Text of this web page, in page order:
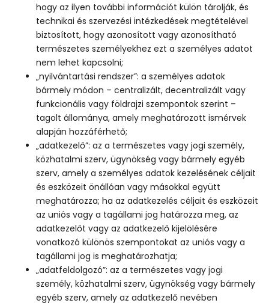
hogy az ilyen további információt külön tárolják, és
technikai és szervezési intézkedések megtételével
biztosított, hogy azonosított vagy azonosítható
természetes személyekhez ezt a személyes adatot
nem lehet kapcsolni;
„nyilvántartási rendszer”: a személyes adatok
bármely módon – centralizált, decentralizált vagy
funkcionális vagy földrajzi szempontok szerint –
tagolt állománya, amely meghatározott ismérvek
alapján hozzáférhető;
„adatkezelő”: az a természetes vagy jogi személy,
közhatalmi szerv, ügynökség vagy bármely egyéb
szerv, amely a személyes adatok kezelésének céljait
és eszközeit önállóan vagy másokkal együtt
meghatározza; ha az adatkezelés céljait és eszközeit
az uniós vagy a tagállami jog határozza meg, az
adatkezelőt vagy az adatkezelő kijelölésére
vonatkozó különös szempontokat az uniós vagy a
tagállami jog is meghatározhatja;
„adatfeldolgozó”: az a természetes vagy jogi
személy, közhatalmi szerv, ügynökség vagy bármely
egyéb szerv, amely az adatkezelő nevében